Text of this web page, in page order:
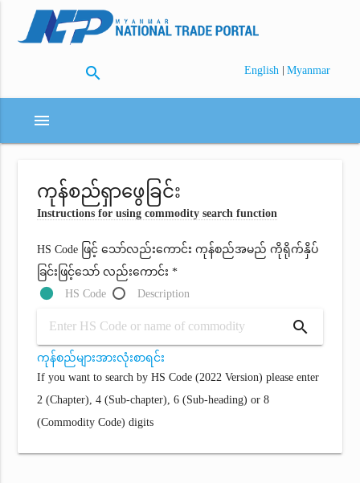
search English | Myanmar
menu
ကုန်စည်ရှာဖွေခြင်း
Instructions for using commodity search function
HS Code ဖြင့် သော်လည်းကောင်း ကုန်စည်အမည် ကိုရိုက်နှိပ်
ခြင်းဖြင့်သော် လည်းကောင်း *
HS Code
Description
search
ကုန်စည်များအားလုံးစာရင်း
If you want to search by HS Code (2022 Version) please enter
2 (Chapter), 4 (Sub-chapter), 6 (Sub-heading) or 8
(Commodity Code) digits